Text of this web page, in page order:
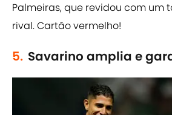
Palmeiras, que revidou com um
rival. Cartão vermelho!
5. Savarino amplia e